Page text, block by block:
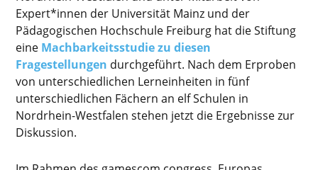
Expert*innen der Universität Mainz und der
Pädagogischen Hochschule Freiburg hat die Stiftung
eine Machbarkeitsstudie zu diesen
Fragestellungen durchgeführt. Nach dem Erproben
von unterschiedlichen Lerneinheiten in fünf
unterschiedlichen Fächern an elf Schulen in
Nordrhein-Westfalen stehen jetzt die Ergebnisse zur
Diskussion.